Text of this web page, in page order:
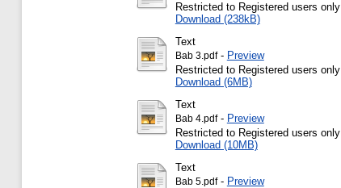
Restricted to Registered users only
Download (238kB)
Text
Bab 3.pdf- Preview
Restricted to Registered users only
Download (6MB)
Text
Bab 4.pdf- Preview
Restricted to Registered users only
Download (10MB)
Text
Bab 5.pdf- Preview